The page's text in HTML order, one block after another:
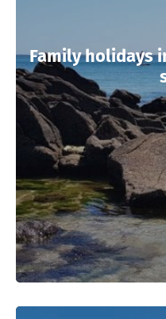
Family holidays